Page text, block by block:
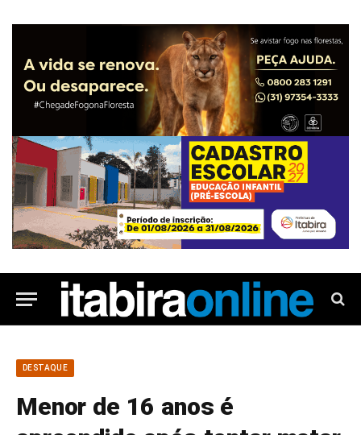
DESTAQUE
Menor de 16 anos é